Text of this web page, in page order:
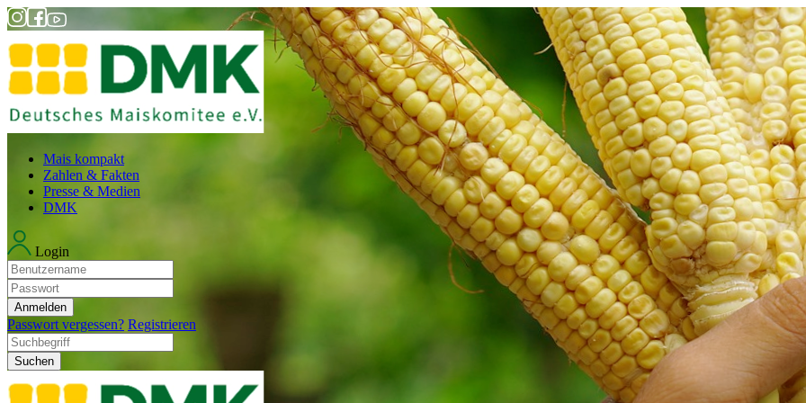
Mais kompakt
Zahlen & Fakten
Presse & Medien
DMK
Login
Anmelden
Passwort vergessen? Registrieren
Suchen